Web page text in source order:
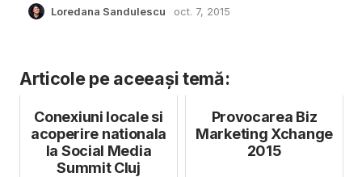
Loredana Sandulescu oct. 7, 2015
Articole pe aceeași temă:
Conexiuni locale si
acoperire nationala
la Social Media
Summit Cluj
Provocarea Biz
Marketing Xchange
2015